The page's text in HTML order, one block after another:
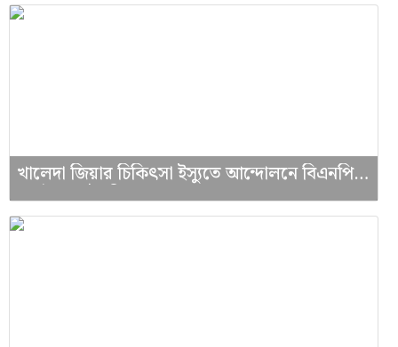
খালেদা জিয়ার চিকিৎসা ইস্যুতে আন্দোলনে বিএনপি,
কতটা চাপ তৈরি করতে পারবে দল?